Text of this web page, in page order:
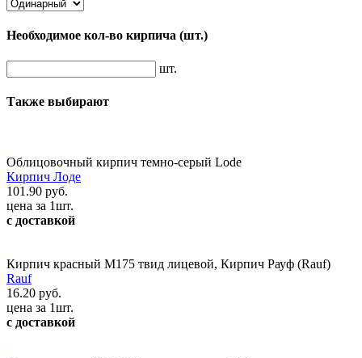
Необходимое кол-во кирпича (шт.)
шт.
Также выбирают
Облицовочный кирпич темно-серый Lode
Кирпич Лоде
101.90 руб.
цена за 1шт.
с доставкой
Кирпич красный М175 твид лицевой, Кирпич Рауф (Rauf)
Rauf
16.20 руб.
цена за 1шт.
с доставкой